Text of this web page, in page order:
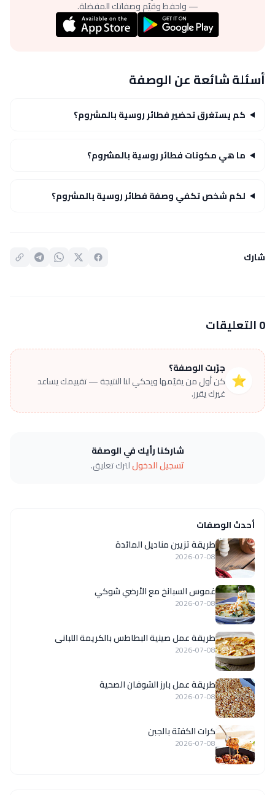
— واحفظ وقيّم وصفاتك المفضلة.
أسئلة شائعة عن الوصفة
كم يستغرق تحضير فطائر روسية بالمشروم؟
ما هي مكونات فطائر روسية بالمشروم؟
لكم شخص تكفي وصفة فطائر روسية بالمشروم؟
شارك
0 التعليقات
⭐
جرّبت الوصفة؟
كن أول من يقيّمها ويحكي لنا النتيجة — تقييمك يساعد
غيرك يقرر.
شاركنا رأيك في الوصفة
تسجيل الدخوللترك تعليق.
أحدث الوصفات
طريقة تزيين مناديل المائدة
2026-07-08
غموس السبانخ مع الأرضي شوكي
2026-07-08
طريقة عمل صينية البطاطس بالكريمة اللبانى
2026-07-08
طريقة عمل بارز الشوفان الصحية
2026-07-08
كرات الكفتة بالجبن
2026-07-08